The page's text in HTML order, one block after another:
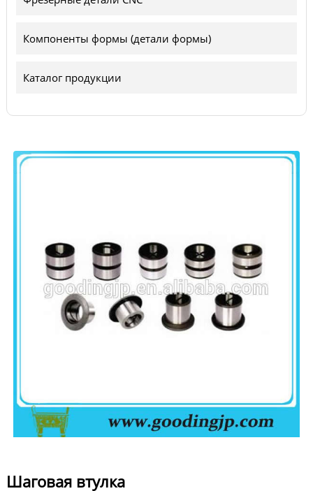
Компоненты формы (детали формы)
Каталог продукции
Шаговая втулка